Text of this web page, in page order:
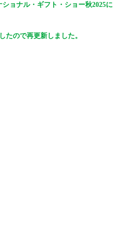
ョナル・ギフト・ショー秋2025に
たので再更新しました。